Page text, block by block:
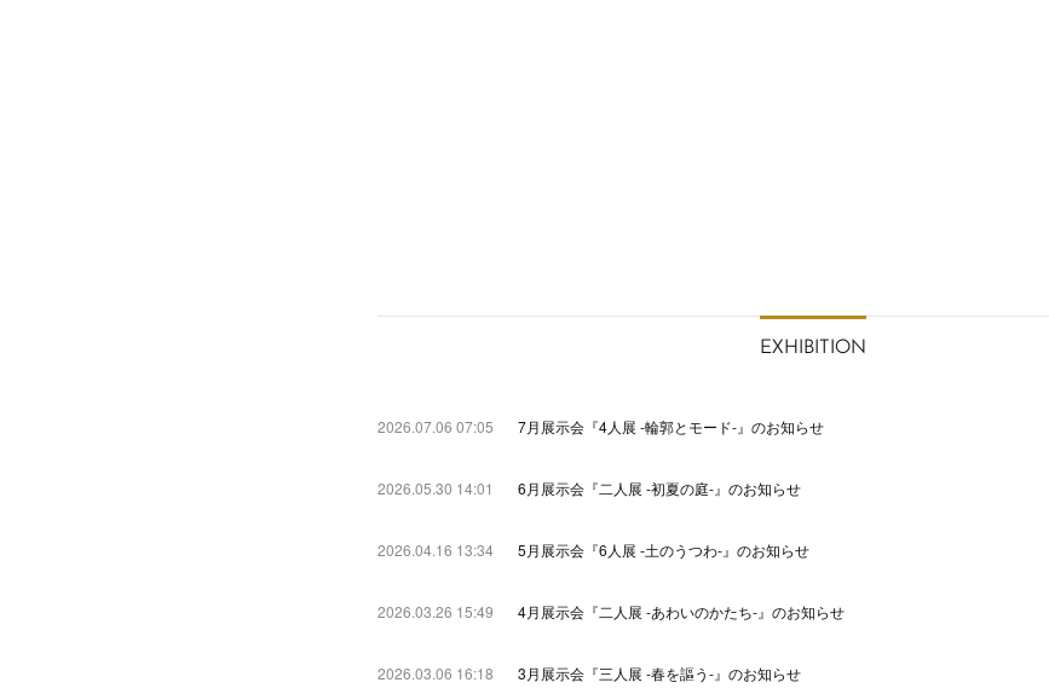
EXHIBITION
2026.07.06 07:05 7月展示会『4人展 -輪郭とモード-』のお知らせ
2026.05.30 14:01 6月展示会『二人展 -初夏の庭-』のお知らせ
2026.04.16 13:34 5月展示会『6人展 -土のうつわ-』のお知らせ
2026.03.26 15:49 4月展示会『二人展 -あわいのかたち-』のお知らせ
2026.03.06 16:18 3月展示会『三人展 -春を謳う-』のお知らせ